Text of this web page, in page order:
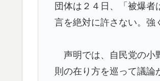
▶ 韓国政府、謝罪をすれば
▶ 海外の反応：熊本の病院
増水した川に取り残され
応】
団体は２４日、「被爆
言を絶対に許さない。強
声明では、自民党の小
則の在り方を巡って議論